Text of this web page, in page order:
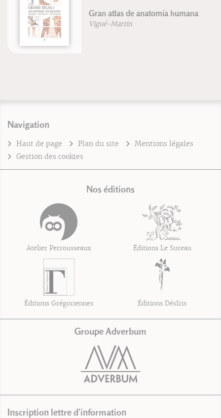
Gran atlas de anatomía humana
Vigué-Martin
Navigation
Haut de page Plan du site
Mentions légales
Gestion des cookies
Nos éditions
Atelier Perrousseaux Éditions Le Sureau
Éditions Grégoriennes Éditions DésIris
Groupe Adverbum
Inscription lettre d'information